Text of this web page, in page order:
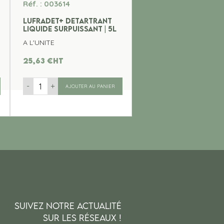
Réf. : 003614
LUFRADET+ DETARTRANT
LIQUIDE SURPUISSANT | 5L
A L'UNITE
25,63 €ht
- + AJOUTER AU PANIER
SUIVEZ NOTRE ACTUALITÉ
SUR LES RÉSEAUX !